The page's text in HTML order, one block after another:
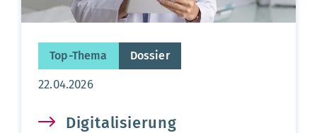
Top-Thema Dossier
Aktualisierungsdatum:
22.04.2026
Digitalisierung